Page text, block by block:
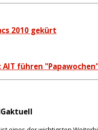
2010 gekürt
führen